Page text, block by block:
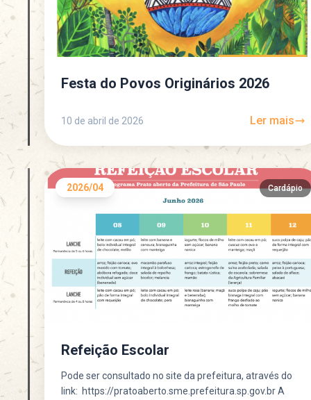
Festa do Povos Originários 2026
10 de abril de 2026 Ler mais
2026/04 Cardápio
Refeição Escolar
Pode ser consultado no site da prefeitura, através do
link: https://pratoaberto.sme.prefeitura.sp.gov.br A